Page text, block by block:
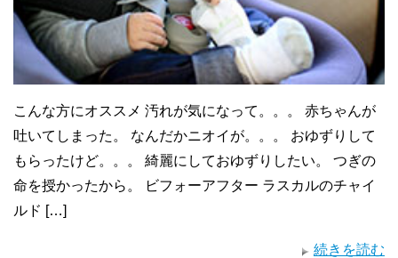
こんな方にオススメ 汚れが気になって。。。 赤ちゃんが
吐いてしまった。 なんだかニオイが。。。 おゆずりして
もらったけど。。。 綺麗にしておゆずりしたい。 つぎの
命を授かったから。 ビフォーアフター ラスカルのチャイ
ルド […]
続きを読む